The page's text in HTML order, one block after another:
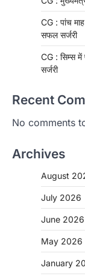
CG : पांच
सफल सर्जरी
CG : सिम्स में
सर्जरी
Recent
No comments
Archives
August
July 2026
June 2026
May 2026
January